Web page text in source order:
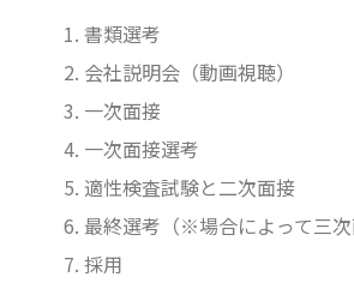
書類選考
会社説明会（動画視聴）
一次面接
一次面接選考
適性検査試験と二次面接
最終選考（※場合によって三次
採用